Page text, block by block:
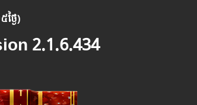
ងៃ)
2.1.6.434